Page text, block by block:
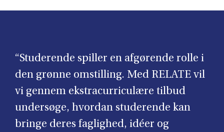
“Studerende spiller en afgørende rolle i
den grønne omstilling. Med RELATE vil
vi gennem ekstracurriculære tilbud
undersøge, hvordan studerende kan
bringe deres faglighed, idéer og